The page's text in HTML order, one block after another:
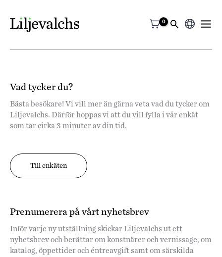
Välj
ett
Vad tycker du?
Bästa besökare! Vi vill mer än gärna veta vad du tycker om
Liljevalchs. Därför hoppas vi att du vill fylla i vår enkät
som tar cirka 3 minuter av din tid.
Till enkäten
Prenumerera på vårt nyhetsbrev
Inför varje ny utställning skickar Liljevalchs ut ett
nyhetsbrev och berättar om konstnärer och vernissage, om
katalog, öppettider och éntreavgift samt om särskilda